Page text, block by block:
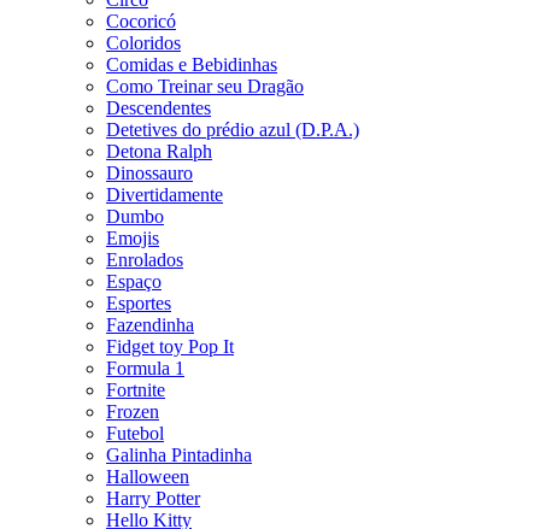
Cocoricó
Coloridos
Comidas e Bebidinhas
Como Treinar seu Dragão
Descendentes
Detetives do prédio azul (D.P.A.)
Detona Ralph
Dinossauro
Divertidamente
Dumbo
Emojis
Enrolados
Espaço
Esportes
Fazendinha
Fidget toy Pop It
Formula 1
Fortnite
Frozen
Futebol
Galinha Pintadinha
Halloween
Harry Potter
Hello Kitty